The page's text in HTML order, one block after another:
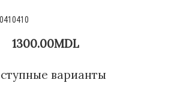
1300.00MDL
варианты